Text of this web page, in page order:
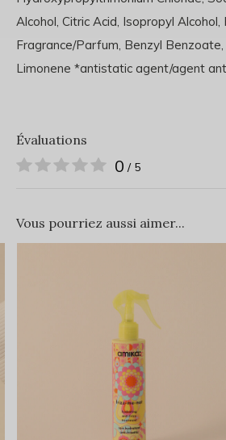
Alcohol, Citric Acid, Isopropyl
Fragrance/Parfum, Benzyl
Limonene *antistatic agent/agent
Évaluations
0 / 5
Vous pourriez aussi aimer...